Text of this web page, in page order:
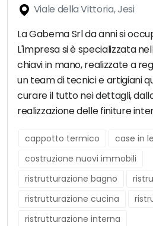
Viale della Vittoria, Jesi
La Gabema Srl da anni si
L'impresa si è specializzata
chiavi in mano, realizzate a
un team di tecnici e artigiani
curare il tutto nei dettagli,
realizzazione delle finiture
cappotto termico
case in
costruzione nuovi immobili
ristrutturazione bagno
ristrutturazione cucina
ristrutturazione interna